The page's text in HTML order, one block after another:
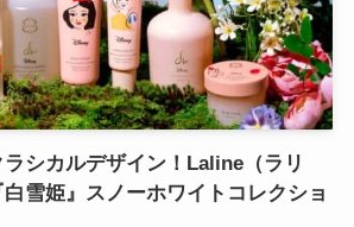
シカルデザイン！Laline（ラリ
雪姫』スノーホワイトコレクショ